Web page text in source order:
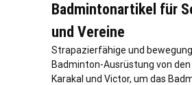
Badmintonartikel für
und Vereine
Strapazierfähige und
Badminton-Ausrüstung von
Karakal und Victor, um das